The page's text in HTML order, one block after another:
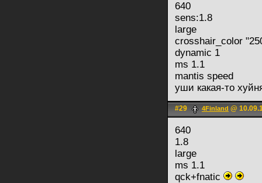
640
sens:1.8
large
crosshair_color
dynamic 1
ms 1.1
mantis speed
уши какая-то
#29 4Finland @
640
1.8
large
ms 1.1
qck+fnatic